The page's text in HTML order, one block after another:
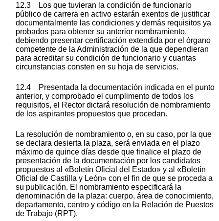
12.3 Los que tuvieran la condición de funcionario
público de carrera en activo estarán exentos de justificar
documentalmente las condiciones y demás requisitos ya
probados para obtener su anterior nombramiento,
debiendo presentar certificación extendida por el órgano
competente de la Administración de la que dependieran
para acreditar su condición de funcionario y cuantas
circunstancias consten en su hoja de servicios.
12.4 Presentada la documentación indicada en el punto
anterior, y comprobado el cumplimento de todos los
requisitos, el Rector dictará resolución de nombramiento
de los aspirantes propuestos que procedan.
La resolución de nombramiento o, en su caso, por la que
se declara desierta la plaza, será enviada en el plazo
máximo de quince días desde que finalice el plazo de
presentación de la documentación por los candidatos
propuestos al «Boletín Oficial del Estado» y al «Boletín
Oficial de Castilla y León» con el fin de que se proceda a
su publicación. El nombramiento especificará la
denominación de la plaza: cuerpo, área de conocimiento,
departamento, centro y código en la Relación de Puestos
de Trabajo (RPT).